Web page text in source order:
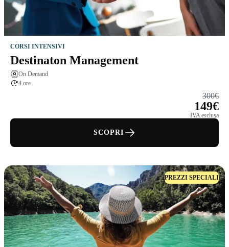
CORSI INTENSIVI
Destinaton Management
On Demand
4 ore
300€
149€
IVA esclusa
SCOPRI
PREZZI SPECIALI